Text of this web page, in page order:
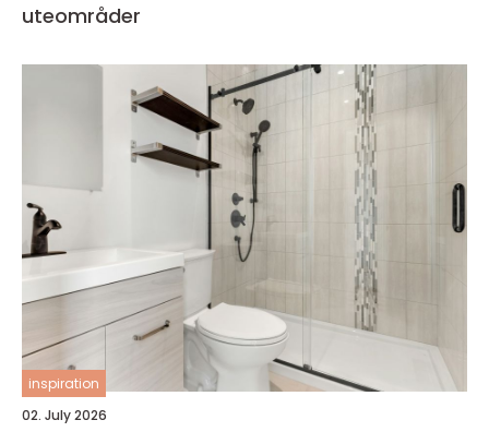
uteområder
inspiration
02. July 2026